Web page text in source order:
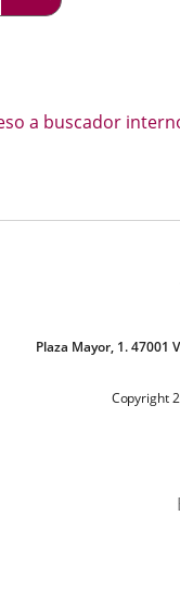
a buscador
Plaza Mayor, 1. 47001
Copyright